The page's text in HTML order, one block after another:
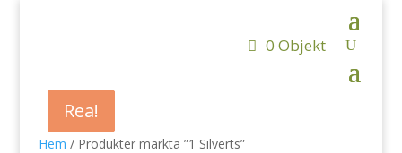
0 Objekt
Hem / Produkter märkta ”1 Silverts”
Rea!
Rea!
Rea!
Rea!